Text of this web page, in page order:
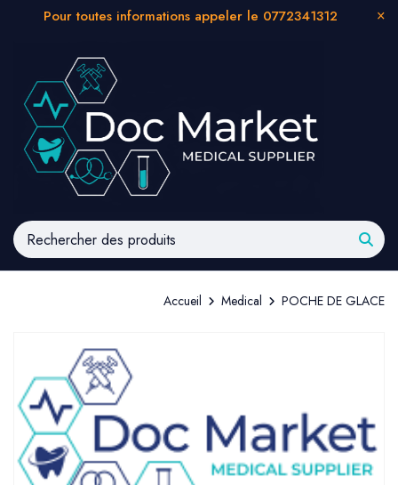
Pour toutes informations appeler le 0772341312
Accueil Medical POCHE DE GLACE